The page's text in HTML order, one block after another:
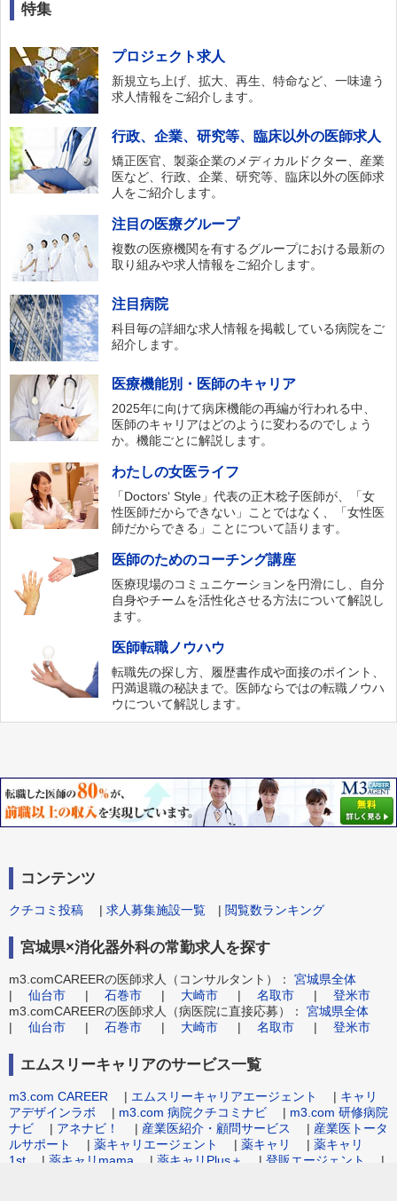
特集
プロジェクト求人
新規立ち上げ、拡大、再生、特命など、一味違う
求人情報をご紹介します。
行政、企業、研究等、臨床以外の医師求人
矯正医官、製薬企業のメディカルドクター、産業
医など、行政、企業、研究等、臨床以外の医師求
人をご紹介します。
注目の医療グループ
複数の医療機関を有するグループにおける最新の
取り組みや求人情報をご紹介します。
注目病院
科目毎の詳細な求人情報を掲載している病院をご
紹介します。
医療機能別・医師のキャリア
2025年に向けて病床機能の再編が行われる中、
医師のキャリアはどのように変わるのでしょう
か。機能ごとに解説します。
わたしの女医ライフ
「Doctors‘ Style」代表の正木稔子医師が、「女
性医師だからできない」ことではなく、「女性医
師だからできる」ことについて語ります。
医師のためのコーチング講座
医療現場のコミュニケーションを円滑にし、自分
自身やチームを活性化させる方法について解説し
ます。
医師転職ノウハウ
転職先の探し方、履歴書作成や面接のポイント、
円満退職の秘訣まで。医師ならではの転職ノウハ
ウについて解説します。
コンテンツ
クチコミ投稿 | 求人募集施設一覧 | 閲覧数ランキング
宮城県×消化器外科の常勤求人を探す
m3.comCAREERの医師求人（コンサルタント）： 宮城県全体
| 仙台市 | 石巻市 | 大崎市 | 名取市 | 登米市
m3.comCAREERの医師求人（病医院に直接応募）： 宮城県全体
| 仙台市 | 石巻市 | 大崎市 | 名取市 | 登米市
エムスリーキャリアのサービス一覧
m3.com CAREER | エムスリーキャリアエージェント | キャリ
アデザインラボ | m3.com 病院クチコミナビ | m3.com 研修病院
ナビ | アネナビ！ | 産業医紹介・顧問サービス | 産業医トータ
ルサポート
| 薬キャリエージェント | 薬キャリ | 薬キャリ
1st | 薬キャリmama | 薬キャリPlus＋ | 登販エージェント
|